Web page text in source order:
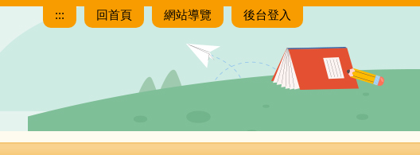
::: 回首頁 網站導覽 後台登入